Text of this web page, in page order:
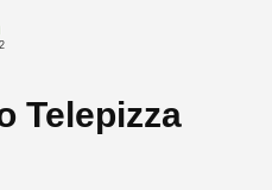
Telepizza